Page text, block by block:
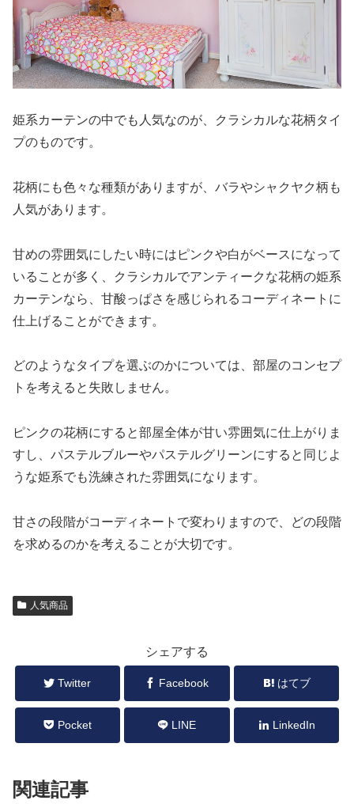
姫系カーテンの中でも人気なのが、クラシカルな花柄タイ
プのものです。
花柄にも色々な種類がありますが、バラやシャクヤク柄も
人気があります。
甘めの雰囲気にしたい時にはピンクや白がベースになって
いることが多く、クラシカルでアンティークな花柄の姫系
カーテンなら、甘酸っぱさを感じられるコーディネートに
仕上げることができます。
どのようなタイプを選ぶのかについては、部屋のコンセプ
トを考えると失敗しません。
ピンクの花柄にすると部屋全体が甘い雰囲気に仕上がりま
すし、パステルブルーやパステルグリーンにすると同じよ
うな姫系でも洗練された雰囲気になります。
甘さの段階がコーディネートで変わりますので、どの段階
を求めるのかを考えることが大切です。
人気商品
シェアする
Twitter Facebook はてブ
Pocket LINE LinkedIn
関連記事